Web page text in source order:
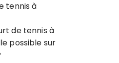
tennis à
de tennis à
possible sur